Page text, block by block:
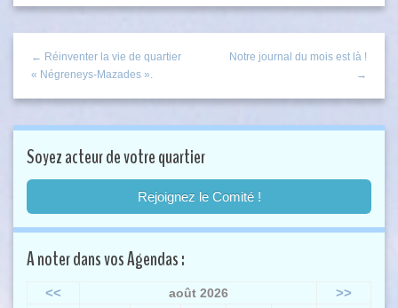
← Réinventer la vie de quartier
« Négreneys-Mazades ».
Notre journal du mois est là !
→
Soyez acteur de votre quartier
Rejoignez le Comité !
A noter dans vos Agendas :
<< août 2026 >>